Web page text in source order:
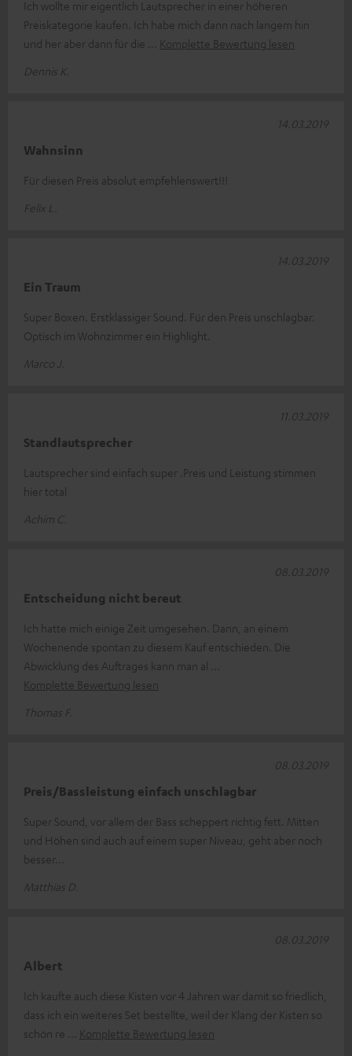
Ich wollte mir eigentlich Lautsprecher in einer höheren
Preiskategorie kaufen. Ich habe mich dann nach langem hin
und her aber dann für die
Komplette Bewertung lesen
Dennis K.
Wahnsinn
Für diesen Preis absolut empfehlenswert!!!
Felix L.
14.03.2019
Ein Traum
Super Boxen. Erstklassiger Sound. Für den Preis unschlagbar.
Optisch im Wohnzimmer ein Highlight.
Marco J.
14.03.2019
Standlautsprecher
Lautsprecher sind einfach super .Preis und Leistung stimmen
hier total
Achim C.
11.03.2019
Entscheidung nicht bereut
Ich hatte mich einige Zeit umgesehen. Dann, an einem
Wochenende spontan zu diesem Kauf entschieden. Die
Abwicklung des Auftrages kann man al
Komplette Bewertung lesen
Thomas F.
08.03.2019
Preis/Bassleistung einfach unschlagbar
Super Sound, vor allem der Bass scheppert richtig fett. Mitten
und Höhen sind auch auf einem super Niveau, geht aber noch
besser...
Matthias D.
08.03.2019
Albert
Ich kaufte auch diese Kisten vor 4 Jahren war damit so friedlich,
dass ich ein weiteres Set bestellte, weil der Klang der Kisten so
schön re
Komplette Bewertung lesen
08.03.2019